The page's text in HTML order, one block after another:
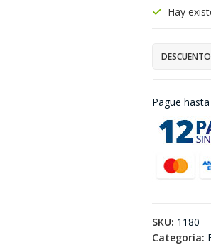
Pague
Hay
SKU: 1180
Categoría: